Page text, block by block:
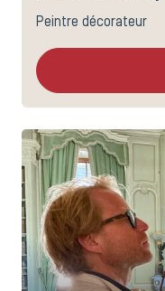
Peintre décorateur